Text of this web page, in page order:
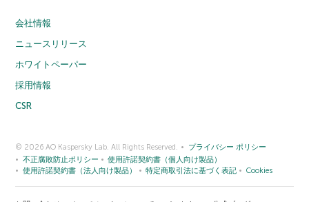
会社情報
ニュースリリース
ホワイトペーパー
採用情報
CSR
© 2026 AO Kaspersky Lab. All Rights Reserved.
プライバシー ポリシー
不正腐敗防止ポリシー
使用許諾契約書（個人向け製品）
使用許諾契約書（法人向け製品）
特定商取引法に基づく表記 Cookies